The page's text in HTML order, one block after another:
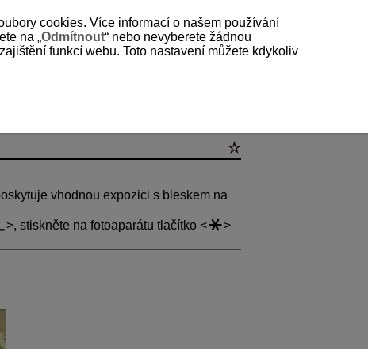
vhodnou expozici s bleskem na
, stiskněte na fotoaparátu tlačítko
cookies. Více informací o našem používání
na „Odmítnout“ nebo nevyberete žádnou
funkcí webu. Toto nastavení můžete kdykoliv